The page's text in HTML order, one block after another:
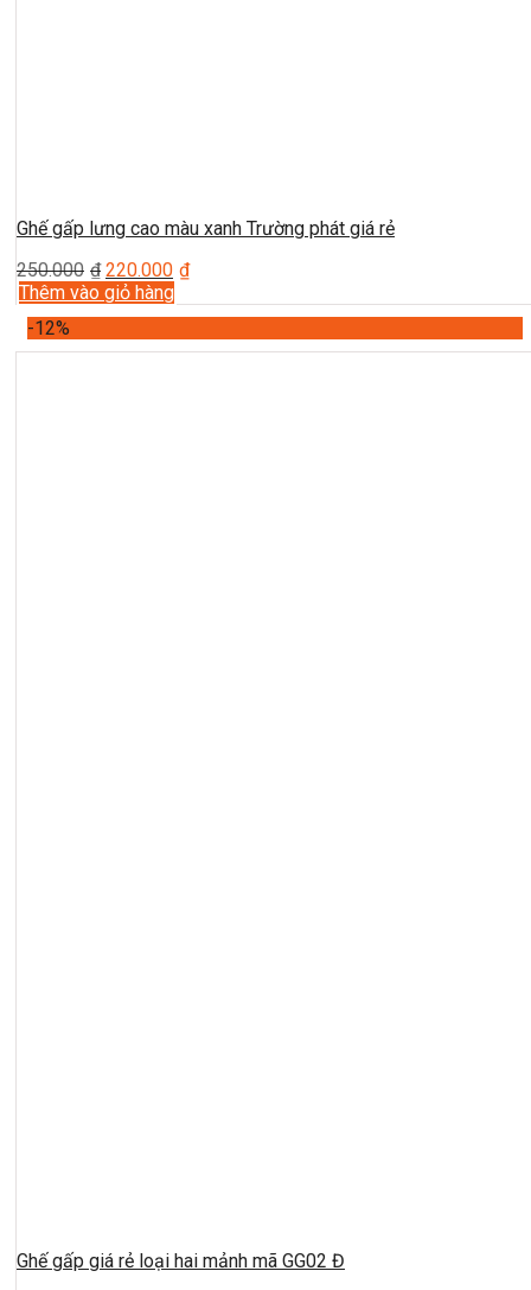
Ghế gấp lưng cao màu xanh Trường phát giá rẻ
250.000 ₫ 220.000 ₫
Thêm vào giỏ hàng
-12%
Ghế gấp giá rẻ loại hai mảnh mã GG02 Đ